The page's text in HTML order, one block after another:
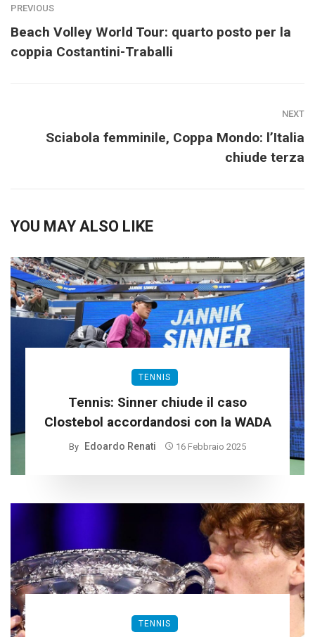
PREVIOUS
Beach Volley World Tour: quarto posto per la
coppia Costantini-Traballi
NEXT
Sciabola femminile, Coppa Mondo: l’Italia
chiude terza
YOU MAY ALSO LIKE
TENNIS
Tennis: Sinner chiude il caso
Clostebol accordandosi con la WADA
By Edoardo Renati 16 Febbraio 2025
TENNIS